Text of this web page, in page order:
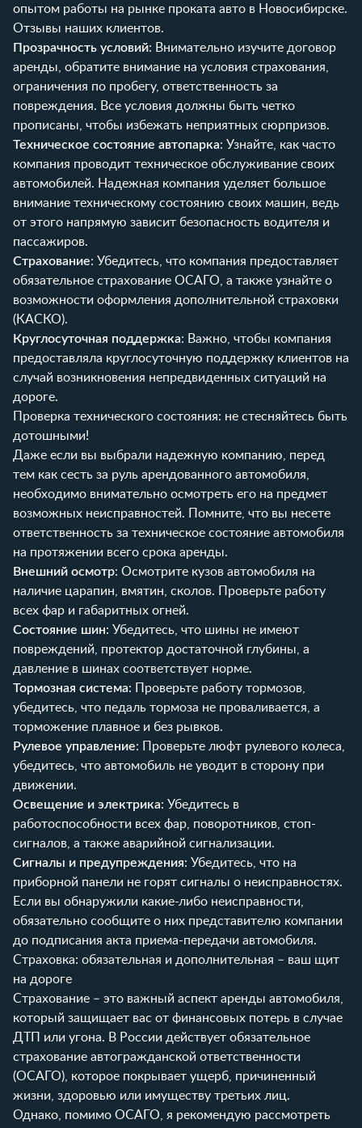
опытом работы на рынке проката авто в Новосибирске.
Отзывы наших клиентов.
Прозрачность условий: Внимательно изучите договор
аренды, обратите внимание на условия страхования,
ограничения по пробегу, ответственность за
повреждения. Все условия должны быть четко
прописаны, чтобы избежать неприятных сюрпризов.
Техническое состояние автопарка: Узнайте, как часто
компания проводит техническое обслуживание своих
автомобилей. Надежная компания уделяет большое
внимание техническому состоянию своих машин, ведь
от этого напрямую зависит безопасность водителя и
пассажиров.
Страхование: Убедитесь, что компания предоставляет
обязательное страхование ОСАГО, а также узнайте о
возможности оформления дополнительной страховки
(КАСКО).
Круглосуточная поддержка: Важно, чтобы компания
предоставляла круглосуточную поддержку клиентов на
случай возникновения непредвиденных ситуаций на
дороге.
Проверка технического состояния: не стесняйтесь быть
дотошными!
Даже если вы выбрали надежную компанию, перед
тем как сесть за руль арендованного автомобиля,
необходимо внимательно осмотреть его на предмет
возможных неисправностей. Помните, что вы несете
ответственность за техническое состояние автомобиля
на протяжении всего срока аренды.
Внешний осмотр: Осмотрите кузов автомобиля на
наличие царапин, вмятин, сколов. Проверьте работу
всех фар и габаритных огней.
Состояние шин: Убедитесь, что шины не имеют
повреждений, протектор достаточной глубины, а
давление в шинах соответствует норме.
Тормозная система: Проверьте работу тормозов,
убедитесь, что педаль тормоза не проваливается, а
торможение плавное и без рывков.
Рулевое управление: Проверьте люфт рулевого колеса,
убедитесь, что автомобиль не уводит в сторону при
движении.
Освещение и электрика: Убедитесь в
работоспособности всех фар, поворотников, стоп-
сигналов, а также аварийной сигнализации.
Сигналы и предупреждения: Убедитесь, что на
приборной панели не горят сигналы о неисправностях.
Если вы обнаружили какие-либо неисправности,
обязательно сообщите о них представителю компании
до подписания акта приема-передачи автомобиля.
Страховка: обязательная и дополнительная – ваш щит
на дороге
Страхование – это важный аспект аренды автомобиля,
который защищает вас от финансовых потерь в случае
ДТП или угона. В России действует обязательное
страхование автогражданской ответственности
(ОСАГО), которое покрывает ущерб, причиненный
жизни, здоровью или имуществу третьих лиц.
Однако, помимо ОСАГО, я рекомендую рассмотреть